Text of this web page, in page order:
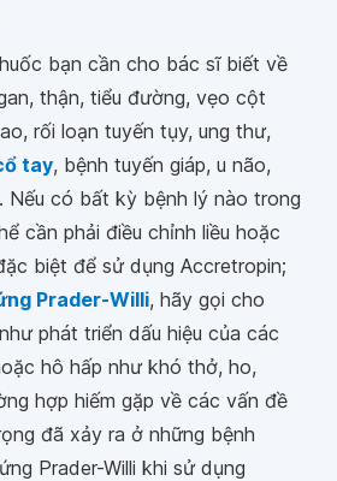
bạn cần cho bác sĩ biết về
thận, tiểu đường, vẹo cột
rối loạn tuyến tụy, ung thư,
tay, bệnh tuyến giáp, u não,
Nếu có bất kỳ bệnh lý nào trong
cần phải điều chỉnh liều hoặc
biệt để sử dụng Accretropin;
Prader-Willi, hãy gọi cho
phát triển dấu hiệu của các
hô hấp như khó thở, ho,
hợp hiếm gặp về các vấn đề
đã xảy ra ở những bệnh
Prader-Willi khi sử dụng